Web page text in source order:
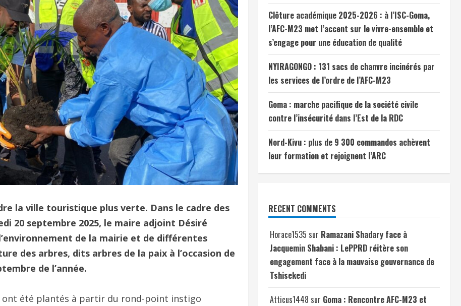
la ville touristique plus verte. Dans le cadre des
20 septembre 2025, le maire adjoint Désiré
de la mairie et de différentes
des arbres, dits arbres de la paix à l’occasion de
de l’année.
ont été plantés à partir du rond-point instigo
Clôture académique 2025-2026 : à l’ISC-Goma,
l’AFC-M23 met l’accent sur le vivre-ensemble et
s’engage pour une éducation de qualité
NYIRAGONGO : 131 sacs de chanvre incinérés par
les services de l’ordre de l’AFC-M23
Goma : marche pacifique de la société civile
contre l’insécurité dans l’Est de la RDC
Nord-Kivu : plus de 9 300 commandos achèvent
leur formation et rejoignent l’ARC
RECENT COMMENTS
Horace1535 sur Ramazani Shadary face à
Jacquemin Shabani : LePPRD réitère son
engagement face à la mauvaise gouvernance de
Tshisekedi
Atticus1448 sur Goma : Rencontre AFC-M23 et